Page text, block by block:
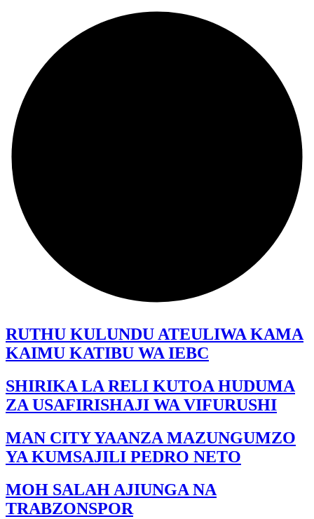
RUTHU KULUNDU ATEULIWA KAMA
KAIMU KATIBU WA IEBC
SHIRIKA LA RELI KUTOA HUDUMA
ZA USAFIRISHAJI WA VIFURUSHI
MAN CITY YAANZA MAZUNGUMZO
YA KUMSAJILI PEDRO NETO
MOH SALAH AJIUNGA NA
TRABZONSPOR